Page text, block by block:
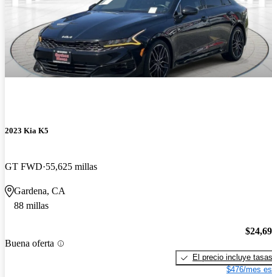
2023 Kia K5
GT FWD 55,625 millas
Gardena, CA
88 millas
Buena oferta
El precio incluye tasas
$476/mes